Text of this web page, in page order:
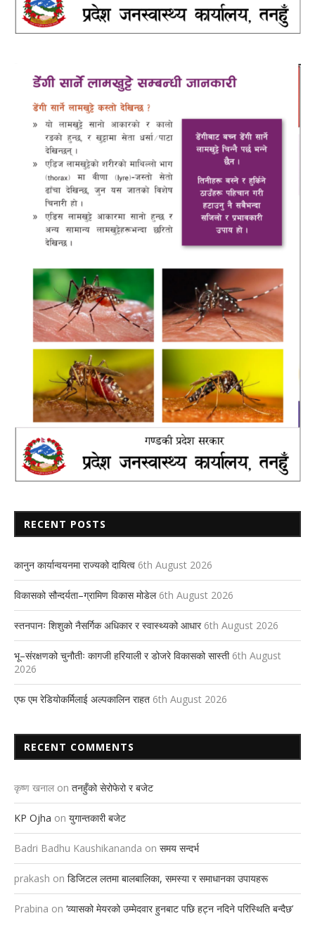
RECENT POSTS
कानुन कार्यान्वयनमा राज्यको दायित्व 6th August 2026
विकासको सौन्दर्यता–ग्रामिण विकास मोडेल 6th August 2026
स्तनपानः शिशुको नैसर्गिक अधिकार र स्वास्थ्यको आधार 6th August 2026
भू–संरक्षणको चुनौतीः कागजी हरियाली र डोजरे विकासको सास्ती 6th August
2026
एफ एम रेडियोकर्मिलाई अल्पकालिन राहत 6th August 2026
RECENT COMMENTS
कृष्ण खनाल on तनहुँको सेरोफेरो र बजेट
KP Ojha on युगान्तकारी बजेट
Badri Badhu Kaushikananda on समय सन्दर्भ
prakash on डिजिटल लतमा बालबालिका, समस्या र समाधानका उपायहरू
Prabina on ‘व्यासको मेयरको उम्मेदवार हुनबाट पछि हट्न नदिने परिस्थिति बन्दैछ’